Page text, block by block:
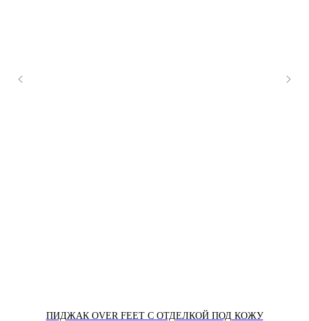
ПИДЖАК OVER FEET С ОТДЕЛКОЙ ПОД КОЖУ